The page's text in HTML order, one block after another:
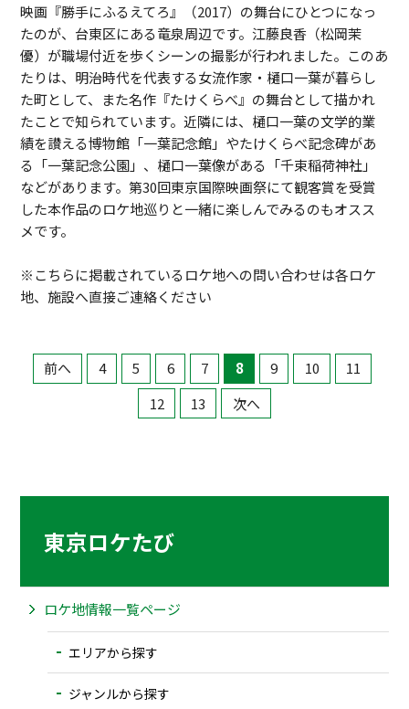
映画『勝手にふるえてろ』（2017）の舞台にひとつになっ
たのが、台東区にある竜泉周辺です。江藤良香（松岡茉
優）が職場付近を歩くシーンの撮影が行われました。このあ
たりは、明治時代を代表する女流作家・樋口一葉が暮らし
た町として、また名作『たけくらべ』の舞台として描かれ
たことで知られています。近隣には、樋口一葉の文学的業
績を讃える博物館「一葉記念館」やたけくらべ記念碑があ
る「一葉記念公園」、樋口一葉像がある「千束稲荷神社」
などがあります。第30回東京国際映画祭にて観客賞を受賞
した本作品のロケ地巡りと一緒に楽しんでみるのもオスス
メです。
※こちらに掲載されているロケ地への問い合わせは各ロケ
地、施設へ直接ご連絡ください
前へ 4 5 6 7 8 9 10
11
12
13 次へ
東京ロケたび
ロケ地情報一覧ページ
エリアから探す
ジャンルから探す